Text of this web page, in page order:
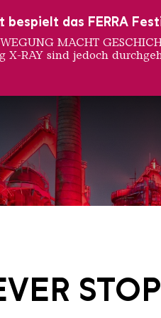
bespielt das FERRA
MACHT
RAY sind jedoch